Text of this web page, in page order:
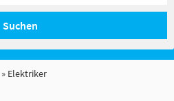
Suchen
Elektriker